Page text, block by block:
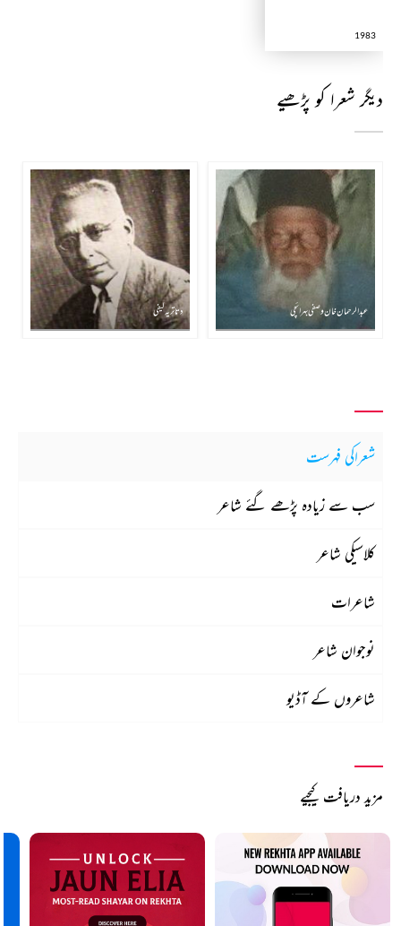
1983
دیگر شعرا کو پڑھیے
عبدالرحمان خان وصفی بہرائچی دتا تریہ کیفی
شعراکی فہرست
سب سے زیادہ پڑھے گئے شاعر
کلاسیکی شاعر
شاعرات
نوجوان شاعر
شاعروں کے آڈیو
مزید دریافت کیجیے